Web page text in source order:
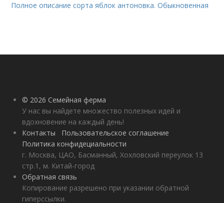
Полное описание сорта яблок антоновка. Обыкновенная
© 2026 Семейная ферма
У нас вы найдете множество полезных идей и
вдохновение на каждый день!
Контакты
Пользовательское соглашение
Политика конфидециальности
г. Москва, ЦАО, Басманный, Хохловский переулок 13
стр.1, м. Китай-город
Обратная связь
Копирование разрешено при указании обратной
гиперссылки.